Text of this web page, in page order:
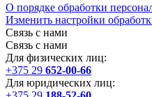
О порядке обработки
Изменить настройки
Связь с нами
Связь с нами
Для физических лиц:
+375 29 652-00-66
Для юридических лиц: